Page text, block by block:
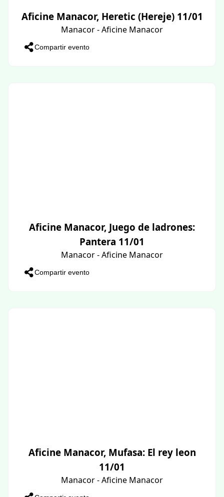
Aficine Manacor, Heretic (Hereje) 11/01
Manacor - Aficine Manacor
Compartir evento
Aficine Manacor, Juego de ladrones:
Pantera 11/01
Manacor - Aficine Manacor
Compartir evento
Aficine Manacor, Mufasa: El rey leon
11/01
Manacor - Aficine Manacor